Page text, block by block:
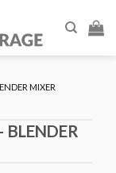
MIXER
BLENDER